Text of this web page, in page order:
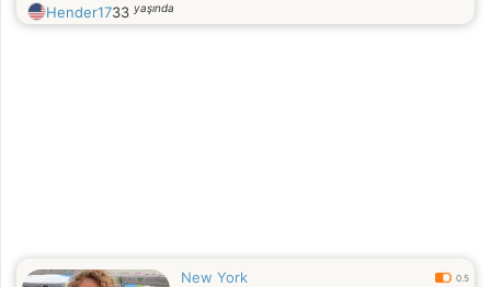
Hender1733 yaşında
New York 0.5